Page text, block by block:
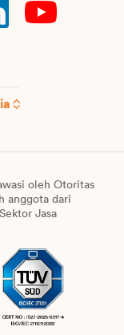
oleh Otoritas
anggota dari
Jasa